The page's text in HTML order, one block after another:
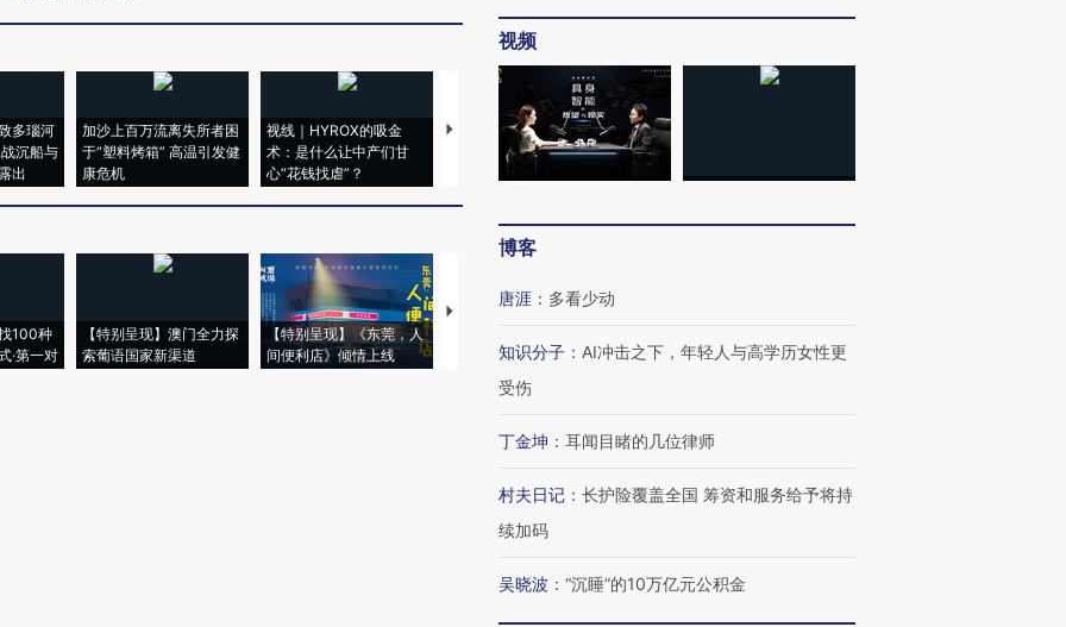
多瑙河
沉船与
出
加沙上百万流离失所者困
于“塑料烤箱” 高温引发健
康危机
视线｜HYROX的吸金
术：是什么让中产们甘
心“花钱找虐”？
马航飞行员跨国走私7万
粒摇头丸 尿检体内含3种
视线｜被称为“蟑螂”的印
度Z世代 用街头抗争将教
育部长拱下台
飞地休达
100种
·第一对
【特别呈现】澳门全力探
索葡语国家新渠道
【特别呈现】《东莞，人
间便利店》倾情上线
【推广】走进第四届链博
有意思的生活方式·第三对
住三大增长引擎是什么？
视频
博客
唐涯 ： 多看少动
知识分子 ： AI冲击之下，年轻人与高学历女性更
受伤
丁金坤 ： 耳闻目睹的几位律师
村夫日记 ： 长护险覆盖全国 筹资和服务给予将持
续加码
吴晓波 ： “沉睡”的10万亿元公积金